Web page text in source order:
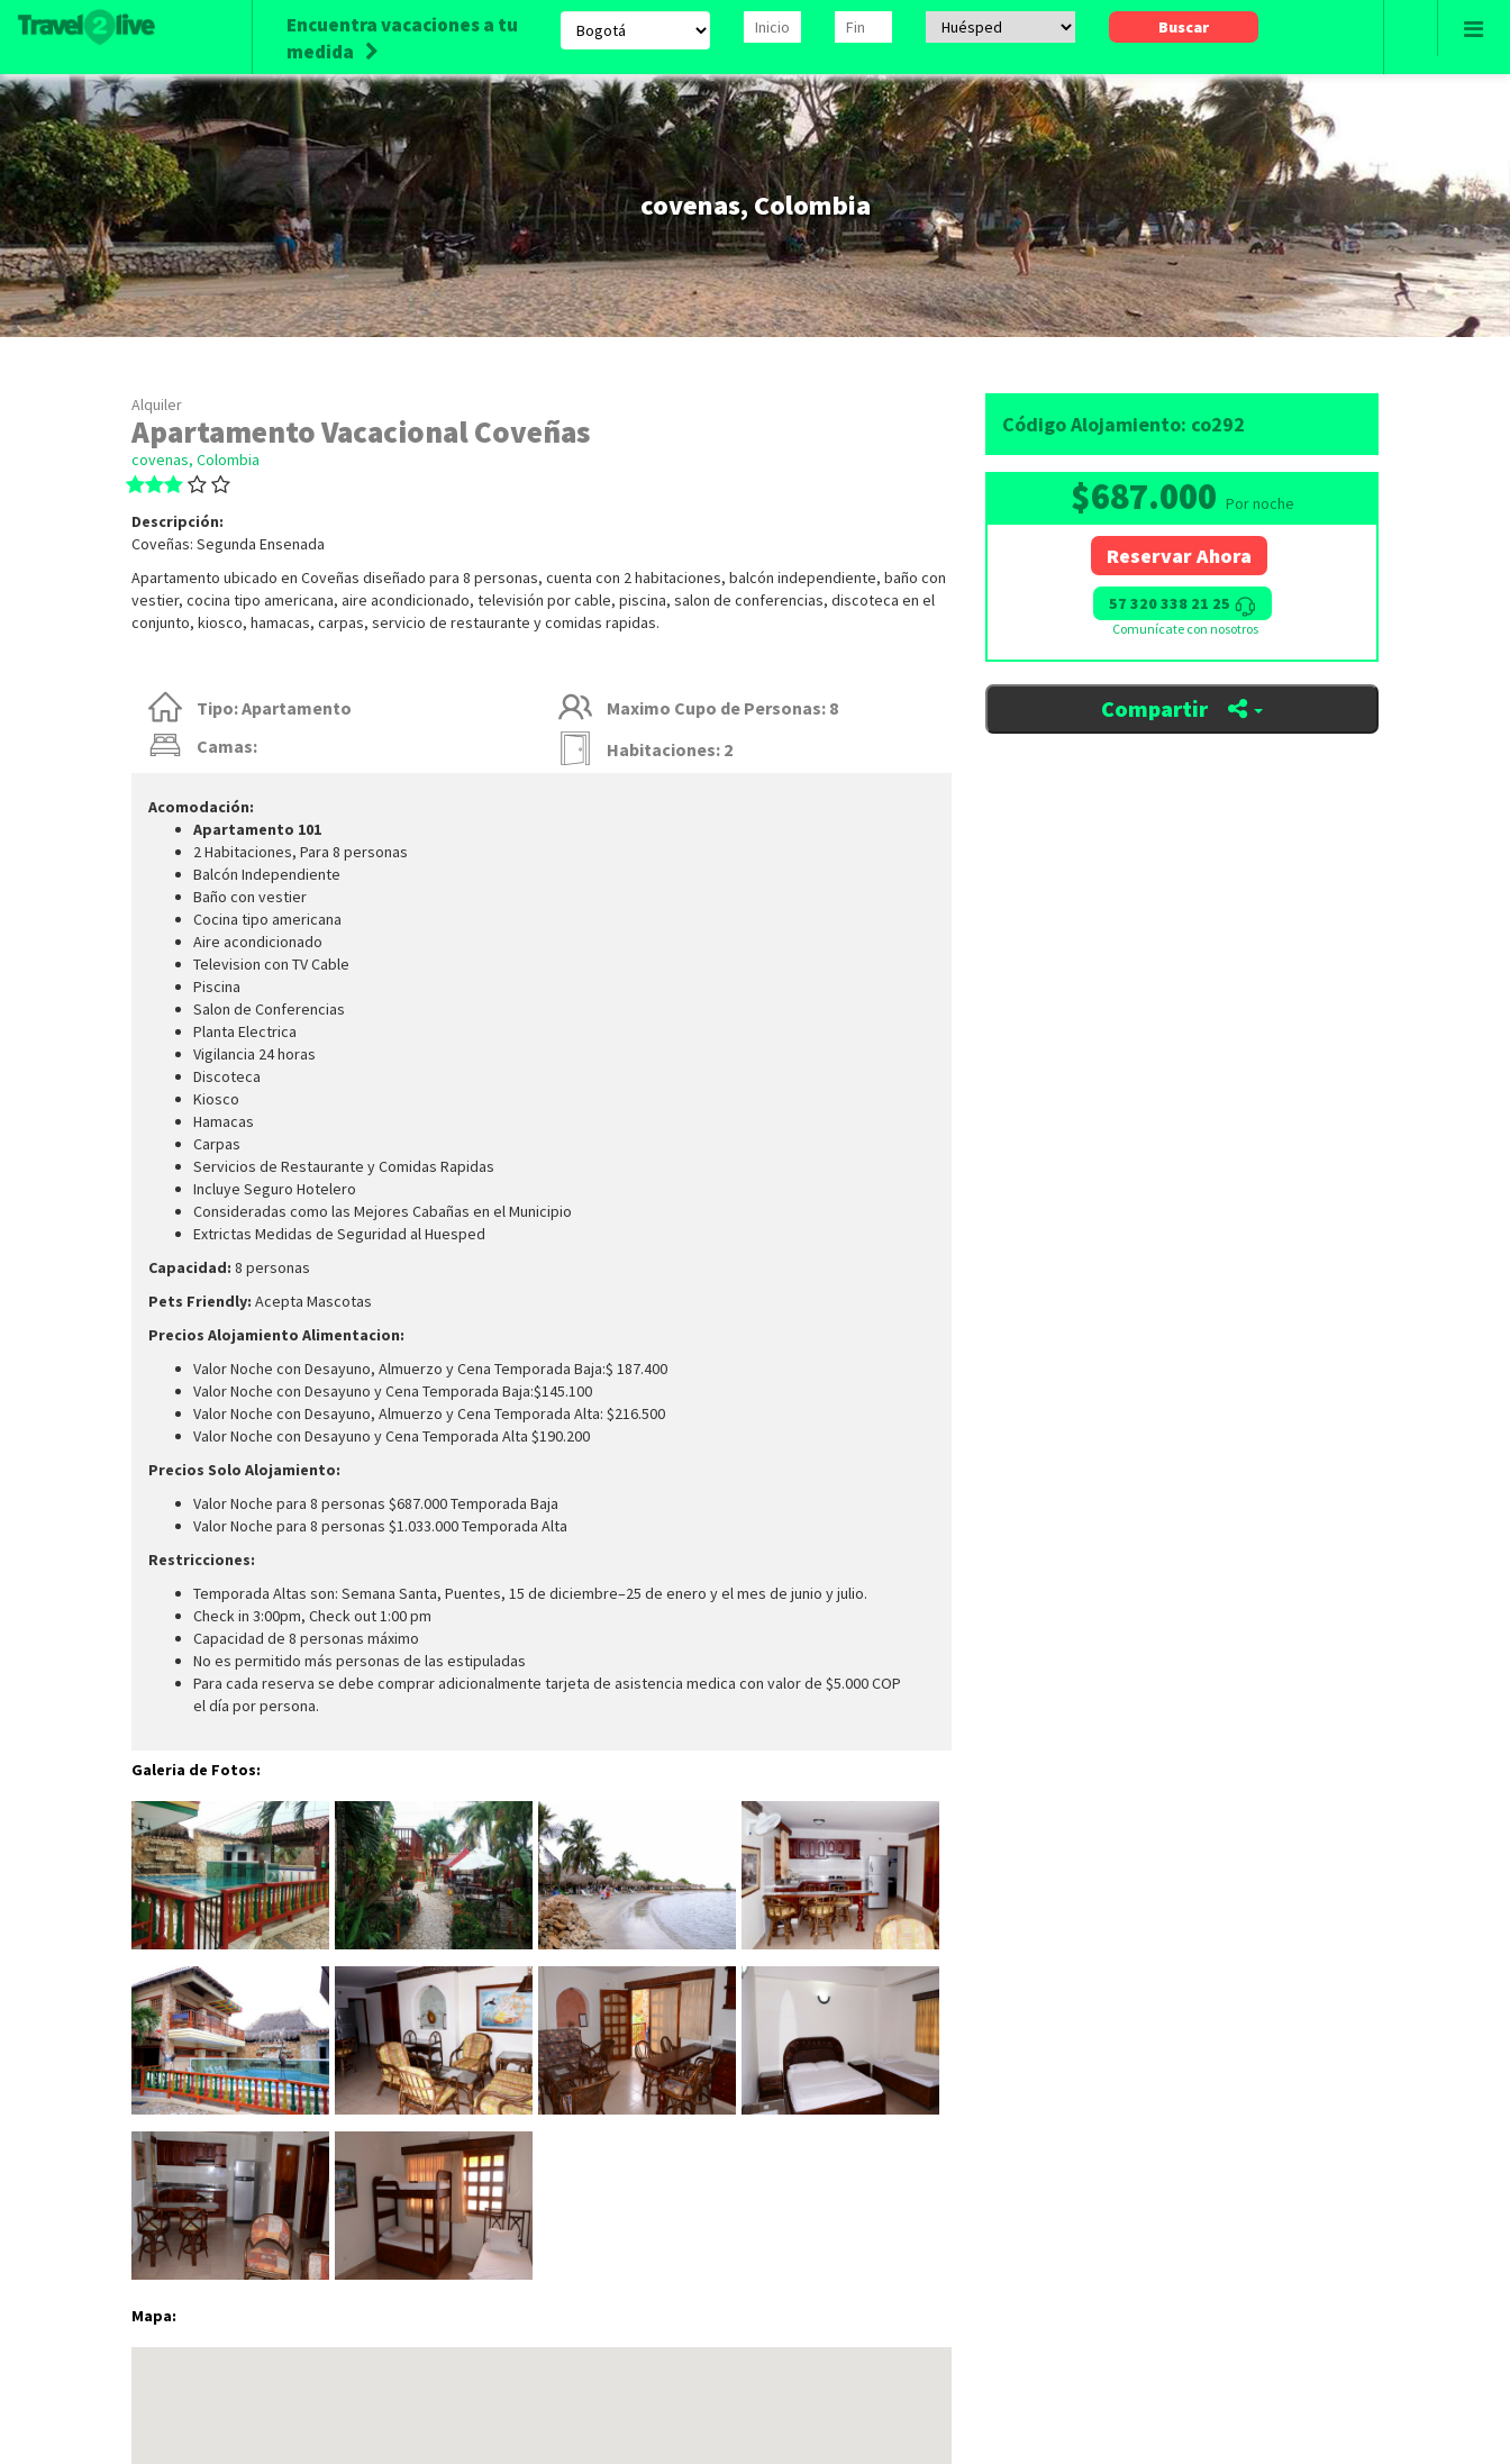
Encuentra vacaciones a tu
medida
covenas, Colombia
Alquiler
Apartamento Vacacional Coveñas
covenas, Colombia
Descripción:
Coveñas: Segunda Ensenada
Apartamento ubicado en Coveñas diseñado para 8 personas, cuenta con 2 habitaciones, balcón independiente, baño con
vestier, cocina tipo americana, aire acondicionado, televisión por cable, piscina, salon de conferencias, discoteca en el
conjunto, kiosco, hamacas, carpas, servicio de restaurante y comidas rapidas.
Tipo: Apartamento
Maximo Cupo de Personas: 8
Camas:
Habitaciones: 2
Acomodación:
Apartamento 101
2 Habitaciones, Para 8 personas
Balcón Independiente
Baño con vestier
Cocina tipo americana
Aire acondicionado
Television con TV Cable
Piscina
Salon de Conferencias
Planta Electrica
Vigilancia 24 horas
Discoteca
Kiosco
Hamacas
Carpas
Servicios de Restaurante y Comidas Rapidas
Incluye Seguro Hotelero
Consideradas como las Mejores Cabañas en el Municipio
Extrictas Medidas de Seguridad al Huesped
Capacidad: 8 personas
Pets Friendly: Acepta Mascotas
Precios Alojamiento Alimentacion:
Valor Noche con Desayuno, Almuerzo y Cena Temporada Baja:$ 187.400
Valor Noche con Desayuno y Cena Temporada Baja:$145.100
Valor Noche con Desayuno, Almuerzo y Cena Temporada Alta: $216.500
Valor Noche con Desayuno y Cena Temporada Alta $190.200
Precios Solo Alojamiento:
Valor Noche para 8 personas $687.000 Temporada Baja
Valor Noche para 8 personas $1.033.000 Temporada Alta
Restricciones:
Temporada Altas son: Semana Santa, Puentes, 15 de diciembre–25 de enero y el mes de junio y julio.
Check in 3:00pm, Check out 1:00 pm
Capacidad de 8 personas máximo
No es permitido más personas de las estipuladas
Para cada reserva se debe comprar adicionalmente tarjeta de asistencia medica con valor de $5.000 COP
el día por persona.
Código Alojamiento: co292
$687.000 Por noche
Reservar Ahora
57 320 338 21 25
Comunícate con nosotros
Compartir
Galeria de Fotos:
Mapa: